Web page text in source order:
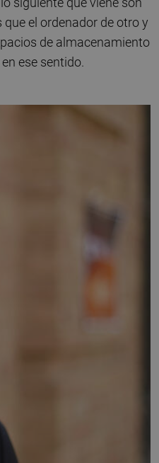
el ordenador de otro y
de almacenamiento
ese sentido.